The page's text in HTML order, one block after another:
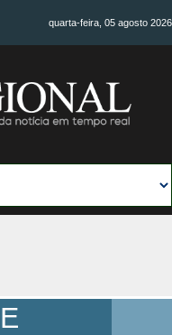
quarta-feira, 05 agosto 2026